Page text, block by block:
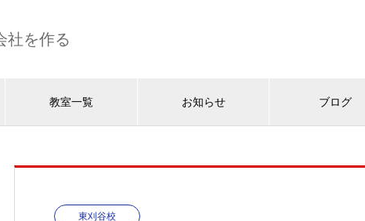
社を作る
教室一覧 お知らせ ブログ
東刈谷校